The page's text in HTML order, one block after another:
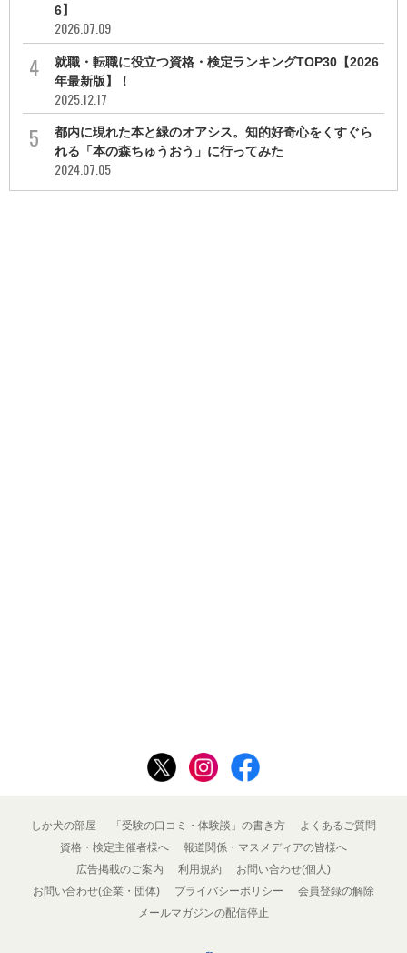
6】
2026.07.09
就職・転職に役立つ資格・検定ランキングTOP30【2026
年最新版】！
2025.12.17
都内に現れた本と緑のオアシス。知的好奇心をくすぐら
れる「本の森ちゅうおう」に行ってみた
2024.07.05
しか犬の部屋 「受験の口コミ・体験談」の書き方
よくあるご質問
資格・検定主催者様へ
報道関係・マスメディアの皆様へ
広告掲載のご案内
利用規約
お問い合わせ(個人)
お問い合わせ(企業・団体)
プライバシーポリシー
会員登録の解除
メールマガジンの配信停止